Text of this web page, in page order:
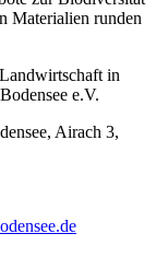
Materialien runden
in
e.V.
Airach 3,